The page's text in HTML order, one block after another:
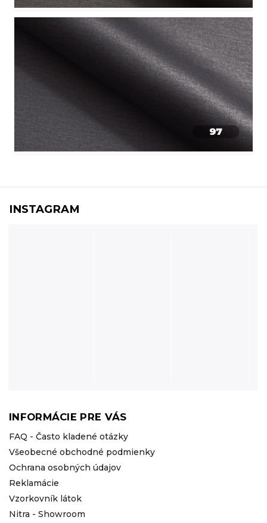
INFORMÁCIE PRE VÁS
FAQ - Často kladené otázky
Všeobecné obchodné podmienky
Ochrana osobných údajov
Reklamácie
Vzorkovník látok
Nitra - Showroom
INSTAGRAM